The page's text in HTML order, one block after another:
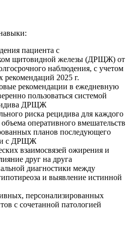
пациента с
щитовидной железы (ДРЩЖ) от
наблюдения, с учетом
рекомендаций 2025 г.
рекомендации в ежедневную
пользоваться системой
ДРЩЖ
риска рецидива для каждого
оперативного вмешательств
планов последующего
с ДРЩЖ
взаимосвязей ожирения и
друг на друга
диагностики между
и выявление истинной
персонализированных
с сочетанной патологией